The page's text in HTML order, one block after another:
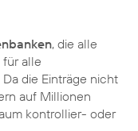
, die alle
alle
die Einträge nicht
auf Millionen
kontrollier- oder